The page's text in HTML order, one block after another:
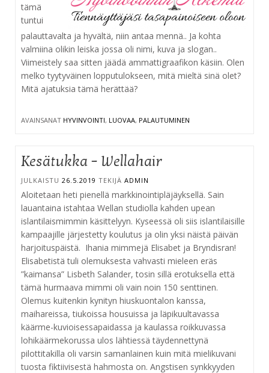
tämä
tuntui
palauttavalta ja hyvältä, niin antaa mennä.. Ja kohta
valmiina olikin leiska jossa oli nimi, kuva ja slogan..
Viimeistely saa sitten jäädä ammattigraafikon käsiin. Olen
melko tyytyväinen lopputulokseen, mitä mieltä sinä olet?
Mitä ajatuksia tämä herättää?
AVAINSANAT HYVINVOINTI, LUOVAA, PALAUTUMINEN
Kesätukka – Wellahair
JULKAISTU 26.5.2019 TEKIJÄ ADMIN
Aloitetaan heti pienellä markkinointipläjäyksellä. Sain
lauantaina istahtaa Wellan studiolla kahden upean
islantilaismimmin käsittelyyn. Kyseessä oli siis islantilaisille
kampaajille järjestetty koulutus ja olin yksi näistä päivän
harjoituspäistä. Ihania mimmejä Elisabet ja Bryndisran!
Elisabetistä tuli olemuksesta vahvasti mieleen eräs
”kaimansa” Lisbeth Salander, tosin sillä erotuksella että
tämä hurmaava mimmi oli vain noin 150 senttinen.
Olemus kuitenkin kynityn hiuskuontalon kanssa,
maihareissa, tiukoissa housuissa ja läpikuultavassa
käärme-kuvioisessapaidassa ja kaulassa roikkuvassa
lohikäärmekorussa ulos lähtiessä täydennettynä
pilottitakilla oli varsin samanlainen kuin mitä mielikuvani
tuosta fiktiivisestä hahmosta on. Angstisen synkkyyden